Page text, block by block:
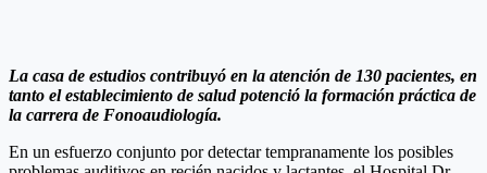
La casa de estudios contribuyó en la atención de 130 pacientes, en
tanto el establecimiento de salud potenció la formación práctica de
la carrera de Fonoaudiología.
En un esfuerzo conjunto por detectar tempranamente los posibles